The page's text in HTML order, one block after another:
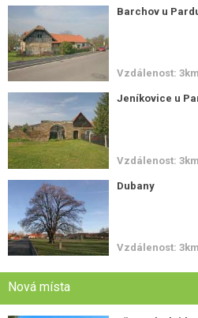
Barchov u
Vzdálenost: 3km
Jeníkovice u
Vzdálenost: 3km
Dubany
Vzdálenost: 3km
Nová místa